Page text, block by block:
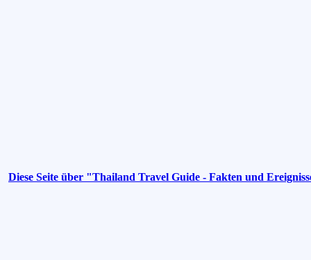
Diese Seite über "Thailand Travel Guide - Fakten und